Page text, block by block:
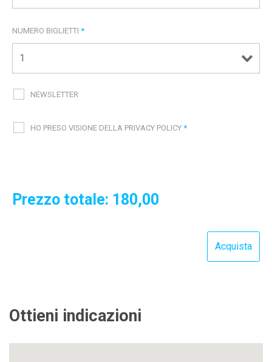
NUMERO BIGLIETTI *
NEWSLETTER
HO PRESO VISIONE DELLA PRIVACY POLICY *
Prezzo totale: 180,00
Ottieni indicazioni